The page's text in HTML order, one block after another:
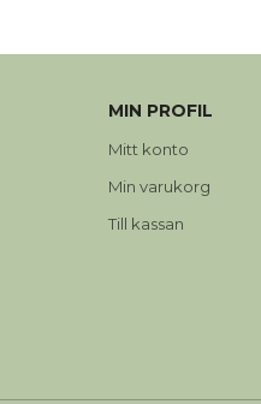
MIN PROFIL
Mitt konto
Min varukorg
Till kassan